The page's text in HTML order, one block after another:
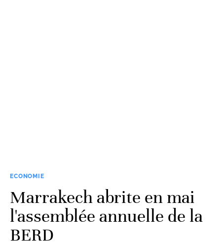
ECONOMIE
Marrakech abrite en mai
l'assemblée annuelle de la
BERD